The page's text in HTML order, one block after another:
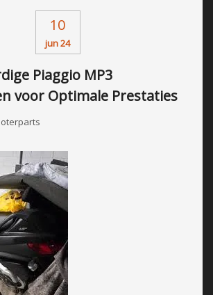
10
jun 24
Piaggio MP3
voor Optimale Prestaties